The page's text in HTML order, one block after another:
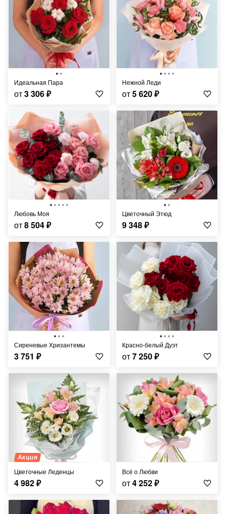
Идеальная Пара
от3 306₽
Нежной Леди
от5 620₽
Любовь Моя
от8 504₽
Цветочный Этюд
9 348₽
Сиреневые Хризантемы
3 751 ₽
Красно-белый Дуэт
от7 250₽
Акция
Цветочные Леденцы
4 982₽
Всё о Любви
от4 252₽